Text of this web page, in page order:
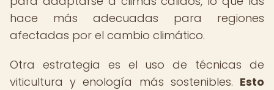
hace más adecuadas para regiones
afectadas por el cambio climático.
Otra estrategia es el uso de técnicas de
viticultura y enología más sostenibles. Esto